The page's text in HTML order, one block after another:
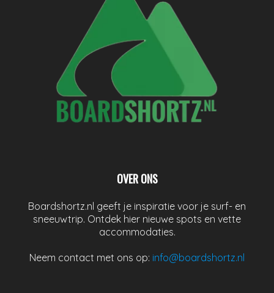
OVER ONS
Boardshortz.nl geeft je inspiratie voor je surf- en
sneeuwtrip. Ontdek hier nieuwe spots en vette
accommodaties.
Neem contact met ons op: info@boardshortz.nl